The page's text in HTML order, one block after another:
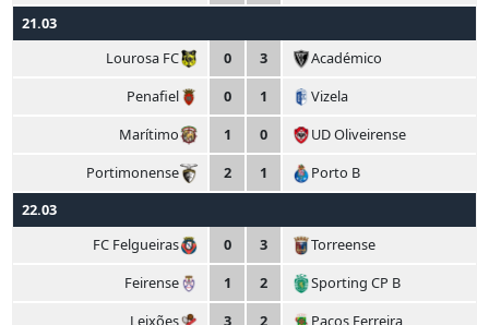
21.03
Lourosa FC
0 3
Académico
Penafiel
0 1
Vizela
Marítimo
1 0
UD Oliveirense
Portimonense
2 1
Porto B
22.03
FC Felgueiras
0 3
Torreense
Feirense
1 2
Sporting CP B
Leixões
3 2 Paços Ferreira